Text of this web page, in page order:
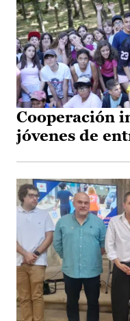
Cooperación
jóvenes de